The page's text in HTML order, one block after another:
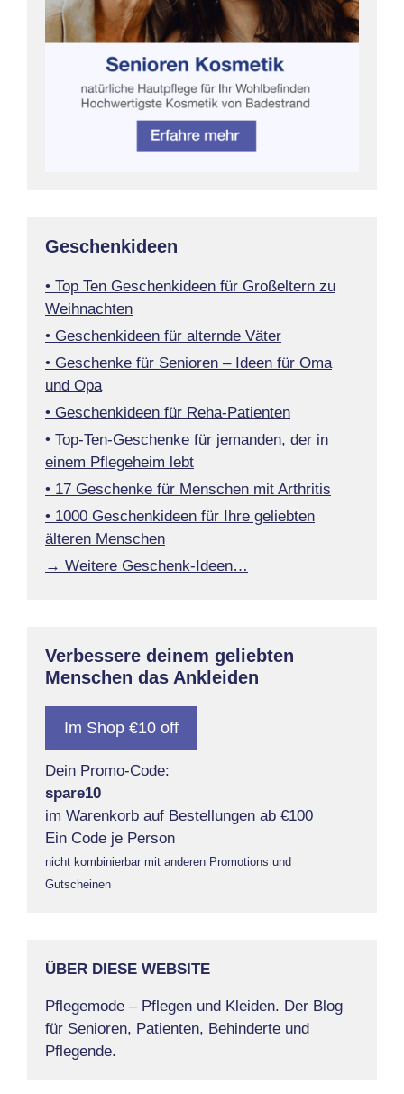
Geschenkideen
• Top Ten Geschenkideen für Großeltern zu
Weihnachten
• Geschenkideen für alternde Väter
• Geschenke für Senioren – Ideen für Oma
und Opa
• Geschenkideen für Reha-Patienten
• Top-Ten-Geschenke für jemanden, der in
einem Pflegeheim lebt
• 17 Geschenke für Menschen mit Arthritis
• 1000 Geschenkideen für Ihre geliebten
älteren Menschen
→ Weitere Geschenk-Ideen…
Verbessere deinem geliebten
Menschen das Ankleiden
Im Shop €10 off
Dein Promo-Code:
spare10
im Warenkorb auf Bestellungen ab €100
Ein Code je Person
nicht kombinierbar mit anderen Promotions und
Gutscheinen
ÜBER DIESE WEBSITE
Pflegemode – Pflegen und Kleiden. Der Blog
für Senioren, Patienten, Behinderte und
Pflegende.